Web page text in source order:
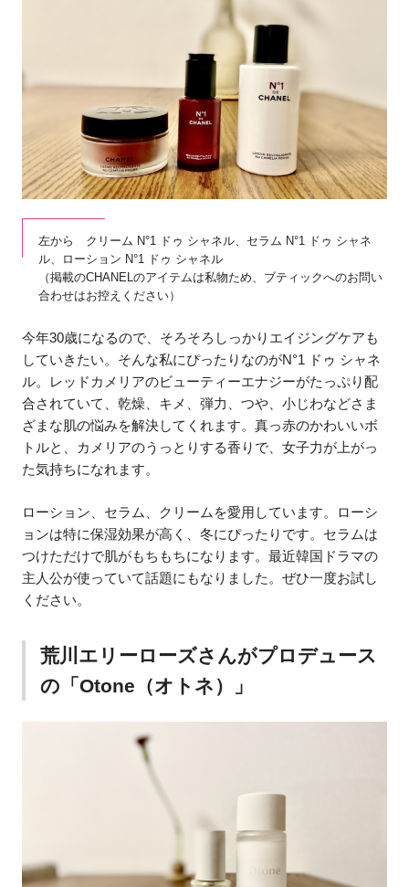
左から クリーム N°1 ドゥ シャネル、セラム N°1 ドゥ シャネ
ル、ローション N°1 ドゥ シャネル
（掲載のCHANELのアイテムは私物ため、ブティックへのお問い
合わせはお控えください）
今年30歳になるので、そろそろしっかりエイジングケアも
していきたい。そんな私にぴったりなのがN°1 ドゥ シャネ
ル。レッドカメリアのビューティーエナジーがたっぷり配
合されていて、乾燥、キメ、弾力、つや、小じわなどさま
ざまな肌の悩みを解決してくれます。真っ赤のかわいいボ
トルと、カメリアのうっとりする香りで、女子力が上がっ
た気持ちになれます。
ローション、セラム、クリームを愛用しています。ローシ
ョンは特に保湿効果が高く、冬にぴったりです。セラムは
つけただけで肌がもちもちになります。最近韓国ドラマの
主人公が使っていて話題にもなりました。ぜひ一度お試し
ください。
荒川エリーローズさんがプロデュース
の「Otone（オトネ）」